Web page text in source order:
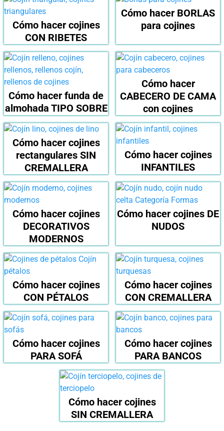
Cómo hacer cojines
CON RIBETES
Cómo hacer BORLAS
para cojines
Cómo hacer funda de
almohada TIPO SOBRE
Cómo hacer
CABECERO DE CAMA
con cojines
Cómo hacer cojines
rectangulares SIN
CREMALLERA
Cómo hacer cojines
INFANTILES
Cómo hacer cojines
DECORATIVOS
MODERNOS
Cómo hacer cojines DE
NUDOS
Cómo hacer cojines
CON PÉTALOS
Cómo hacer cojines
CON CREMALLERA
Cómo hacer cojines
PARA SOFÁ
Cómo hacer cojines
PARA BANCOS
Cómo hacer cojines
SIN CREMALLERA